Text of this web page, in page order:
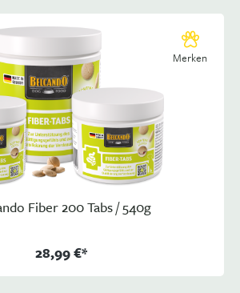
Merken
Fiber 200 Tabs / 540g
28,99 €*